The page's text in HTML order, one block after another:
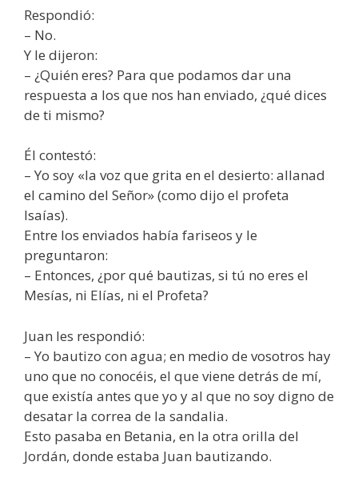
Respondió:
– No.
Y le dijeron:
– ¿Quién eres? Para que podamos dar una
respuesta a los que nos han enviado, ¿qué dices
de ti mismo?
Él contestó:
– Yo soy «la voz que grita en el desierto: allanad
el camino del Señor» (como dijo el profeta
Isaías).
Entre los enviados había fariseos y le
preguntaron:
– Entonces, ¿por qué bautizas, si tú no eres el
Mesías, ni Elías, ni el Profeta?
Juan les respondió:
– Yo bautizo con agua; en medio de vosotros hay
uno que no conocéis, el que viene detrás de mí,
que existía antes que yo y al que no soy digno de
desatar la correa de la sandalia.
Esto pasaba en Betania, en la otra orilla del
Jordán, donde estaba Juan bautizando.